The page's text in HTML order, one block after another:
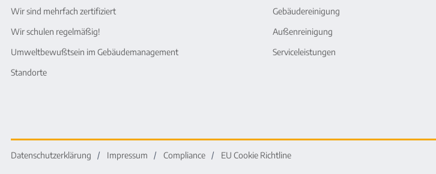
Wir sind mehrfach zertifiziert
Wir schulen regelmäßig!
Umweltbewußtsein im Gebäudemanagement
Standorte
Gebäudereinigung
Außenreinigung
Serviceleistungen
Datenschutzerklärung Impressum Compliance EU Cookie Richtline